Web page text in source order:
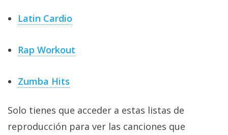
Latin Cardio
Rap Workout
Zumba Hits
Solo tienes que acceder a estas listas de
reproducción para ver las canciones que